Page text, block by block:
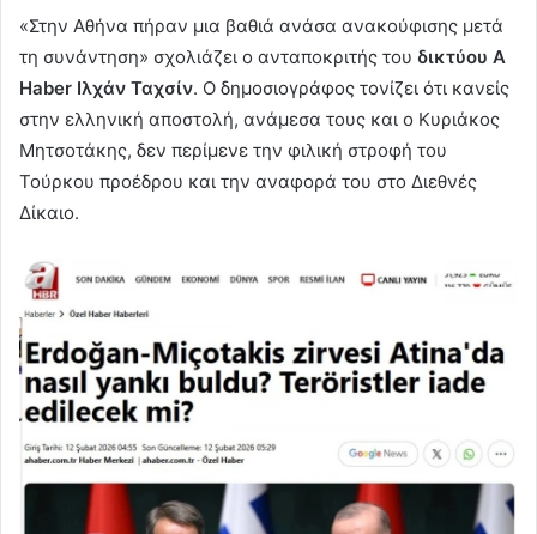
«Στην Αθήνα πήραν μια βαθιά ανάσα ανακούφισης μετά
τη συνάντηση» σχολιάζει ο ανταποκριτής του δικτύου A
Haber Ιλχάν Ταχσίν. Ο δημοσιογράφος τονίζει ότι κανείς
στην ελληνική αποστολή, ανάμεσα τους και ο Κυριάκος
Μητσοτάκης, δεν περίμενε την φιλική στροφή του
Τούρκου προέδρου και την αναφορά του στο Διεθνές
Δίκαιο.